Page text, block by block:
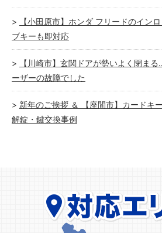
【小田原市】ホンダ フリードのイン
ブキーも即対応
【川崎市】玄関ドアが勢いよく閉ま
ーザーの故障でした
新年のご挨拶 ＆ 【座間市】カードキ
解錠・鍵交換事例